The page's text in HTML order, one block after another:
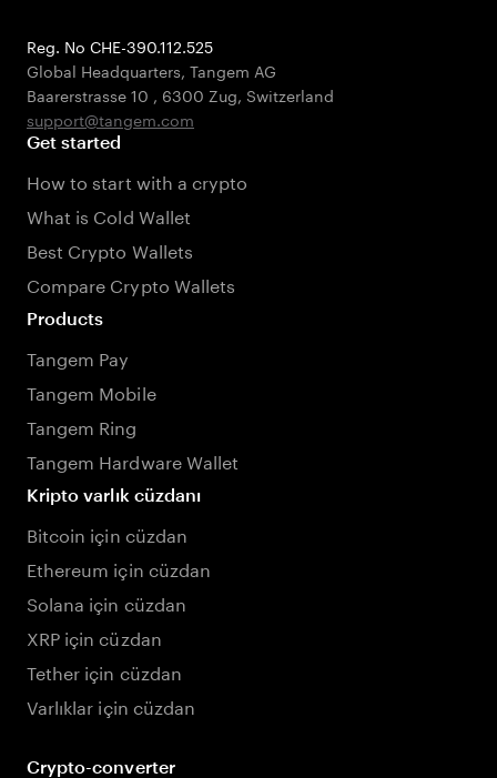
Reg. No CHE-390.112.525
Global Headquarters, Tangem AG
Baarerstrasse 10 , 6300 Zug, Switzerland
support@tangem.com
Get started
How to start with a crypto
What is Cold Wallet
Best Crypto Wallets
Compare Crypto Wallets
Products
Tangem Pay
Tangem Mobile
Tangem Ring
Tangem Hardware Wallet
Kripto varlık cüzdanı
Bitcoin için cüzdan
Ethereum için cüzdan
Solana için cüzdan
XRP için cüzdan
Tether için cüzdan
Varlıklar için cüzdan
Crypto-converter